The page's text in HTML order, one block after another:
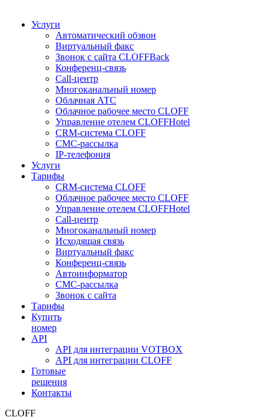
Услуги
Автоматический обзвон
Виртуальный факс
Звонок с сайта CLOFFBack
Конференц-связь
Call-центр
Многоканальный номер
Облачная АТС
Облачное рабочее место CLOFF
Управление отелем CLOFFHotel
CRM-система CLOFF
СМС-рассылка
IP-телефония
Услуги
Тарифы
CRM-система CLOFF
Облачное рабочее место CLOFF
Управление отелем CLOFFHotel
Call-центр
Многоканальный номер
Исходящая связь
Виртуальный факс
Конференц-связь
Автоинформатор
СМС-рассылка
Звонок с сайта
Тарифы
Купить
номер
API
API для интеграции VOTBOX
API для интеграции CLOFF
Готовые
решения
Контакты
CLOFF